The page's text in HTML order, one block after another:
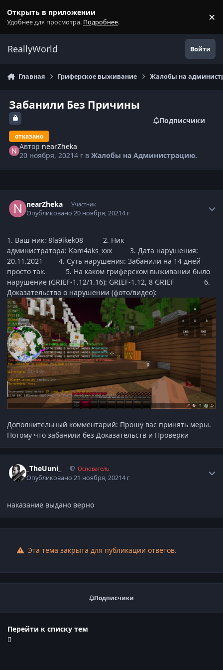
Открыть в приложении
Удобнее для просмотра. Подробнее. ×
ReallyWorld Войти
Главная Гриферское выживание Жалобы на
Забанили Без Причины
отказано
Подписчики
Автор nearZheka
20 ноября, 20214 г вЖалобы на Администрацию.
nearZheka Участник
Опубликовано20 ноября, 20214 г
1. Ваш ник: 8la9ikek08 2. Ник
администратора: Kam4aks_xxx 3. Дата нарушения:
20.11.2021 4. Суть нарушения: Забанили на 14 дней
просто так. 5. На каком гриферском выживании было
нарушение (GRIEF-1.12/1.16): GRIEF-1.12, 8 GRIEF 6.
Доказательство о нарушении (фото/видео):
Дополнительный комментарий: Прошу вас принять меры.
Потому что забанили без Доказательств и Проверки
_TheUuni_ Основатель
Опубликовано21 ноября, 20214 г
наказание выдано верно
Эта тема закрыта для публикации ответов.
Подписчики
Перейти к списку тем